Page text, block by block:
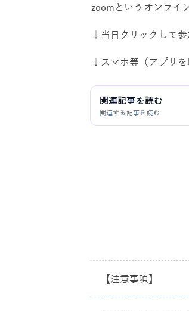
zoomというオンライ
↓当日クリックして参
↓スマホ等（アプリを
関連記事を読む
関連する記事を読む
【注意事項】